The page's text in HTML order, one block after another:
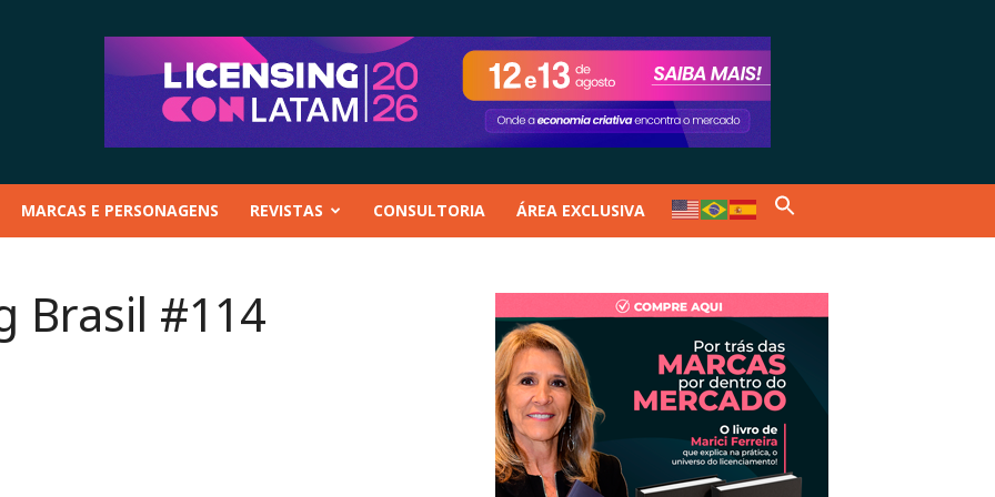
MARCAS E PERSONAGENS REVISTAS CONSULTORIA ÁREA EXCLUSIVA
Brasil #114